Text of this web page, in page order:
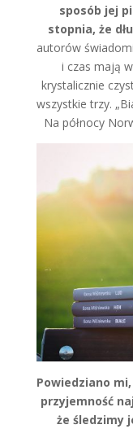
sposób jej
stopnia, że
autorów
i czas mają
krystalicznie
wszystkie trzy.
Na północy
Powiedziano
przyjemność
że śledzimy